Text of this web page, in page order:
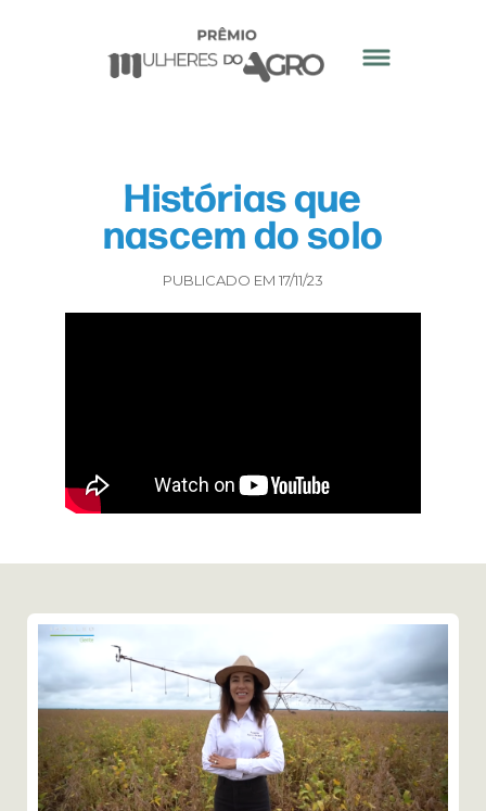
Histórias que
nascem do solo
PUBLICADO EM 17/11/23